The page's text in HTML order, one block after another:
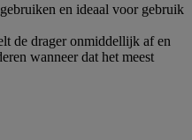
en ideaal voor gebruik
de drager onmiddellijk af en
wanneer dat het meest